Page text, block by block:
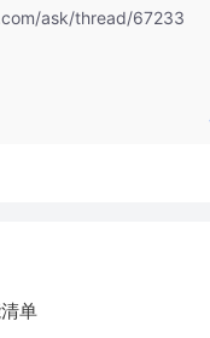
ask/thread/67233
单